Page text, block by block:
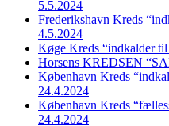
5.5.2024
Frederikshavn Kreds
4.5.2024
Køge Kreds “indkalder
Horsens KREDSEN
København Kreds
24.4.2024
København Kreds
24.4.2024